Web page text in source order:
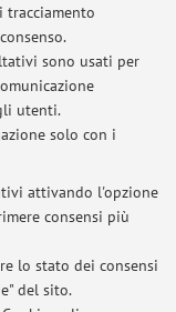
tracciamento
sono usati per
utenti.
solo con i
attivando l'opzione
consensi più
lo stato dei consensi
del sito.
17 giugno
17/6/26